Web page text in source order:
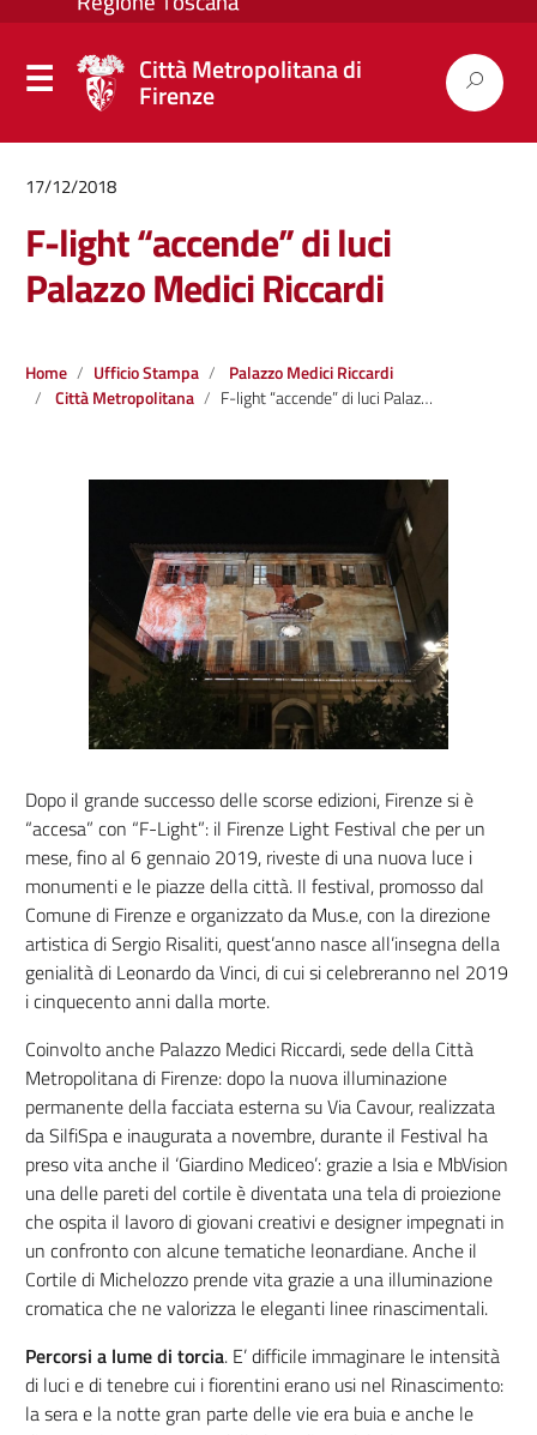
Città Metropolitana di
Firenze
17/12/2018
F-light “accende” di luci
Palazzo Medici Riccardi
Home Ufficio Stampa
Palazzo Medici Riccardi
Città Metropolitana
F-light “accende” di luci Palazzo Medici Riccardi
Dopo il grande successo delle scorse edizioni, Firenze si è
“accesa” con “F-Light”: il Firenze Light Festival che per un
mese, fino al 6 gennaio 2019, riveste di una nuova luce i
monumenti e le piazze della città. Il festival, promosso dal
Comune di Firenze e organizzato da Mus.e, con la direzione
artistica di Sergio Risaliti, quest’anno nasce all’insegna della
genialità di Leonardo da Vinci, di cui si celebreranno nel 2019
i cinquecento anni dalla morte.
Coinvolto anche Palazzo Medici Riccardi, sede della Città
Metropolitana di Firenze: dopo la nuova illuminazione
permanente della facciata esterna su Via Cavour, realizzata
da SilfiSpa e inaugurata a novembre, durante il Festival ha
preso vita anche il ‘Giardino Mediceo’: grazie a Isia e MbVision
una delle pareti del cortile è diventata una tela di proiezione
che ospita il lavoro di giovani creativi e designer impegnati in
un confronto con alcune tematiche leonardiane. Anche il
Cortile di Michelozzo prende vita grazie a una illuminazione
cromatica che ne valorizza le eleganti linee rinascimentali.
Percorsi a lume di torcia. E’ difficile immaginare le intensità
di luci e di tenebre cui i fiorentini erano usi nel Rinascimento:
la sera e la notte gran parte delle vie era buia e anche le